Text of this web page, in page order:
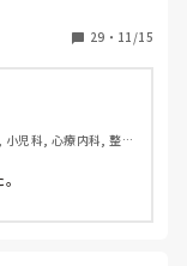
29 ・ 11/15
児科, 心療内科, 整形
その他の科, ママナー
科, 一般病院, 慢性